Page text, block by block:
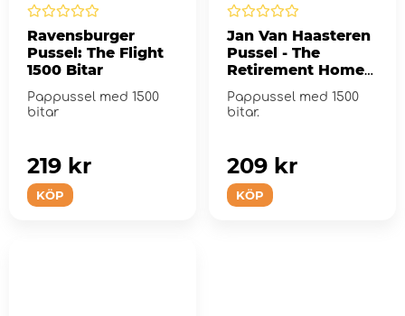
Ravensburger
Pussel: The Flight
1500 Bitar
Pappussel med 1500
bitar
KÖP
219 kr
Jan Van Haasteren
Pussel - The
Retirement Home
Pappussel med 1500
bitar.
KÖP
209 kr